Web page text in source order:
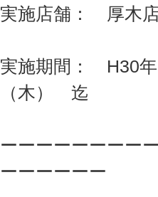
実施店舗： 厚木
実施期間： H30
（木） 迄
ーーーーーーーー
ーーーーーー